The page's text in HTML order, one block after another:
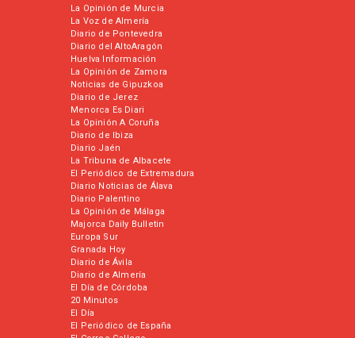
La Opinión de Murcia
La Voz de Almería
Diario de Pontevedra
Diario del AltoAragón
Huelva Información
La Opinión de Zamora
Noticias de Gipuzkoa
Diario de Jerez
Menorca Es Diari
La Opinión A Coruña
Diario de Ibiza
Diario Jaén
La Tribuna de Albacete
El Periódico de Extremadura
Diario Noticias de Álava
Diario Palentino
La Opinión de Málaga
Majorca Daily Bulletin
Europa Sur
Granada Hoy
Diario de Ávila
Diario de Almería
El Día de Córdoba
20 Minutos
El Día
El Periódico de España